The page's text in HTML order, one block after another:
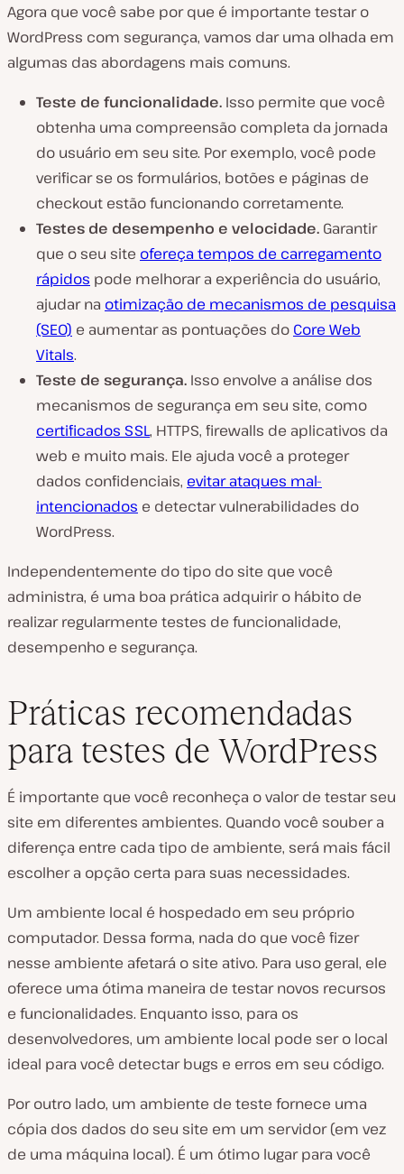
Agora que você sabe por que é importante testar o
WordPress com segurança, vamos dar uma olhada em
algumas das abordagens mais comuns.
Teste de funcionalidade. Isso permite que você
obtenha uma compreensão completa da jornada
do usuário em seu site. Por exemplo, você pode
verificar se os formulários, botões e páginas de
checkout estão funcionando corretamente.
Testes de desempenho e velocidade. Garantir
que o seu site ofereça tempos de carregamento
rápidos pode melhorar a experiência do usuário,
ajudar na otimização de mecanismos de pesquisa
(SEO) e aumentar as pontuações do Core Web
Vitals.
Teste de segurança. Isso envolve a análise dos
mecanismos de segurança em seu site, como
certificados SSL, HTTPS, firewalls de aplicativos da
web e muito mais. Ele ajuda você a proteger
dados confidenciais, evitar ataques mal-
intencionados e detectar vulnerabilidades do
WordPress.
Independentemente do tipo do site que você
administra, é uma boa prática adquirir o hábito de
realizar regularmente testes de funcionalidade,
desempenho e segurança.
Práticas recomendadas
para testes de WordPress
É importante que você reconheça o valor de testar seu
site em diferentes ambientes. Quando você souber a
diferença entre cada tipo de ambiente, será mais fácil
escolher a opção certa para suas necessidades.
Um ambiente local é hospedado em seu próprio
computador. Dessa forma, nada do que você fizer
nesse ambiente afetará o site ativo. Para uso geral, ele
oferece uma ótima maneira de testar novos recursos
e funcionalidades. Enquanto isso, para os
desenvolvedores, um ambiente local pode ser o local
ideal para você detectar bugs e erros em seu código.
Por outro lado, um ambiente de teste fornece uma
cópia dos dados do seu site em um servidor (em vez
de uma máquina local). É um ótimo lugar para você